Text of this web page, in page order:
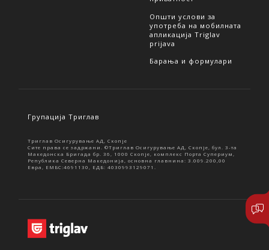
Општи услови за
употреба на мобилната
апликација Triglav
prijava
Барања и формулари
Групација Триглав
Триглав Осигурување АД, Скопје
Сите права се задржани. ©Триглав Осигурување АД, Скопје, бул. 3-та
Македонска Бригада бр. 36, 1000 Скопје, комплекс Порта Супериум,
Република Северна Македонија, основна главнина: 3.009.200,00
Евра, ЕМБС:4691130, ЕДБ: 4030993129071.